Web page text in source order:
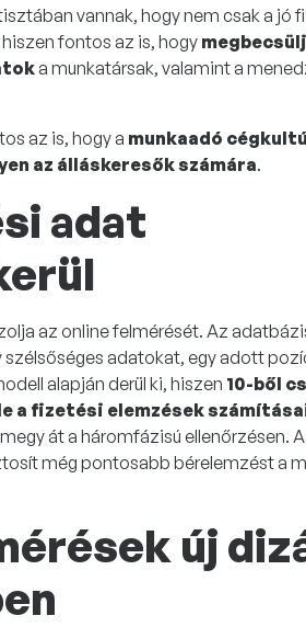
vannak, hogy nem csak a jó
fontos az is, hogy
a munkatársak, valamint a
az is, hogy a munkaadó
az álláskeresők számára.
adat
az online felmérését. Az
adatokat, egy adott
alapján derül ki, hiszen 10-ből
a fizetési elemzések
át a háromfázisú ellenőrzésen. A
még pontosabb bérelemzést a
új